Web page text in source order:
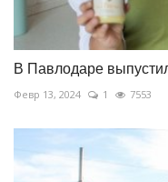
В Павлодаре
Февр 13, 2024 1 7553